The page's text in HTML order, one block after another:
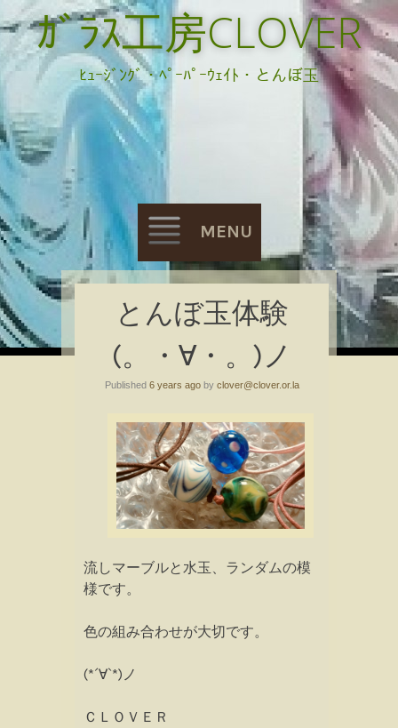
ｶﾞﾗｽ工房CLOVER
ﾋｭｰｼﾞﾝｸﾞ・ﾍﾟｰﾊﾟｰｳｪｲﾄ・とんぼ玉
MENU
Skip
to
content
とんぼ玉体験
(。・∀・。)ノ
Published 6 years agoby clover@clover.or.la
流しマーブルと水玉、ランダムの模
様です。
色の組み合わせが大切です。
(*´∀`*)ノ
ＣＬＯＶＥＲ